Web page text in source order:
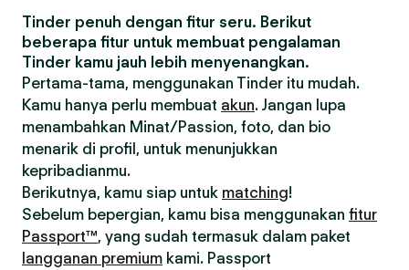
Tinder penuh dengan fitur seru. Berikut
beberapa fitur untuk membuat pengalaman
Tinder kamu jauh lebih menyenangkan.
Pertama-tama, menggunakan Tinder itu mudah.
Kamu hanya perlu membuat akun. Jangan lupa
menambahkan Minat/Passion, foto, dan bio
menarik di profil, untuk menunjukkan
kepribadianmu.
Berikutnya, kamu siap untuk matching!
Sebelum bepergian, kamu bisa menggunakan fitur
Passport™, yang sudah termasuk dalam paket
langganan premium kami. Passport